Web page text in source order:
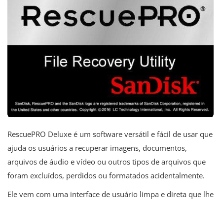
RescuePRO Deluxe é um software versátil e fácil de usar que
ajuda os usuários a recuperar imagens, documentos,
arquivos de áudio e vídeo ou outros tipos de arquivos que
foram excluídos, perdidos ou formatados acidentalmente.
Ele vem com uma interface de usuário limpa e direta que lhe